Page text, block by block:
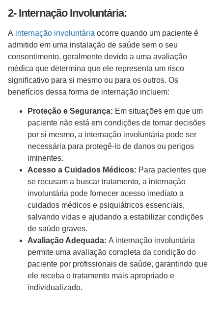
2- Internação Involuntária:
A internação involuntária ocorre quando um paciente é
admitido em uma instalação de saúde sem o seu
consentimento, geralmente devido a uma avaliação
médica que determina que ele representa um risco
significativo para si mesmo ou para os outros. Os
benefícios dessa forma de internação incluem:
Proteção e Segurança: Em situações em que um
paciente não está em condições de tomar decisões
por si mesmo, a internação involuntária pode ser
necessária para protegê-lo de danos ou perigos
iminentes.
Acesso a Cuidados Médicos: Para pacientes que
se recusam a buscar tratamento, a internação
involuntária pode fornecer acesso imediato a
cuidados médicos e psiquiátricos essenciais,
salvando vidas e ajudando a estabilizar condições
de saúde graves.
Avaliação Adequada: A internação involuntária
permite uma avaliação completa da condição do
paciente por profissionais de saúde, garantindo que
ele receba o tratamento mais apropriado e
individualizado.